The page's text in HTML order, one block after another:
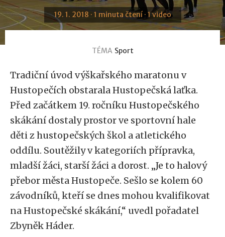
19. 1. 2018 · 1 minuta čtení · 1 video
TÉMA Sport
Tradiční úvod výškařského maratonu v
Hustopečích obstarala Hustopečská laťka.
Před začátkem 19. ročníku Hustopečského
skákání dostaly prostor ve sportovní hale
děti z hustopečských škol a atletického
oddílu. Soutěžily v kategoriích přípravka,
mladší žáci, starší žáci a dorost. „Je to halový
přebor města Hustopeče. Sešlo se kolem 60
závodníků, kteří se dnes mohou kvalifikovat
na Hustopečské skákání,“ uvedl pořadatel
Zbyněk Háder.